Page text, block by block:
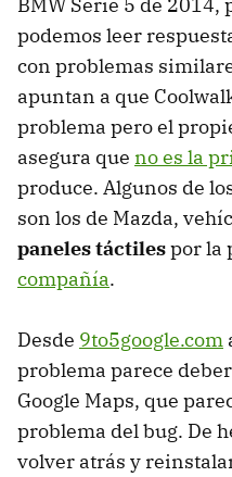
podemos leer
con problemas
apuntan a que
problema pero el
asegura que no es la
produce. Algunos de
son los de Mazda,
paneles táctilespor la
compañía.
Desde 9to5google.com
problema parece
Google Maps, que
problema del bug. De
volver atrás y